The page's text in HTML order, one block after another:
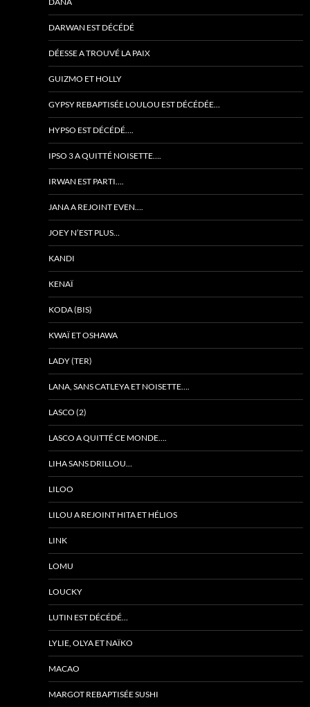
DARWAN EST DÉCÉDÉ
DÉESSE A TROUVÉ LA PAIX
GUIZMO ET HOLLY
GYPSY REBAPTISÉE LOULOU EST DÉCÉDÉE…
HYPSO EST DÉCÉDÉ….
IPSO 3 A QUITTÉ NOISETTE….
IRWAN EST PARTI….
JANA A REJOINT EVEN….
JOEY N’EST PLUS…
KANDI
KENAÏ
KODA (BIS)
KWAÏ ET OSHAWA
LADY (TER)
LANA, SANS CATLEYA ET NOISETTE….
LASCO (2)
LASCO A QUITTÉ CE MONDE….
LIHA SANS DRILLOU…
LILOO
LILOU A REJOINT HITA ET HÉLIOS
LINK
LOMU
LOUCKY
LUTIN EST DÉCÉDÉ…
LYLIE, OLYA ET NAÏKO
MACAO
MARGOT REBAPTISÉE SUSHI